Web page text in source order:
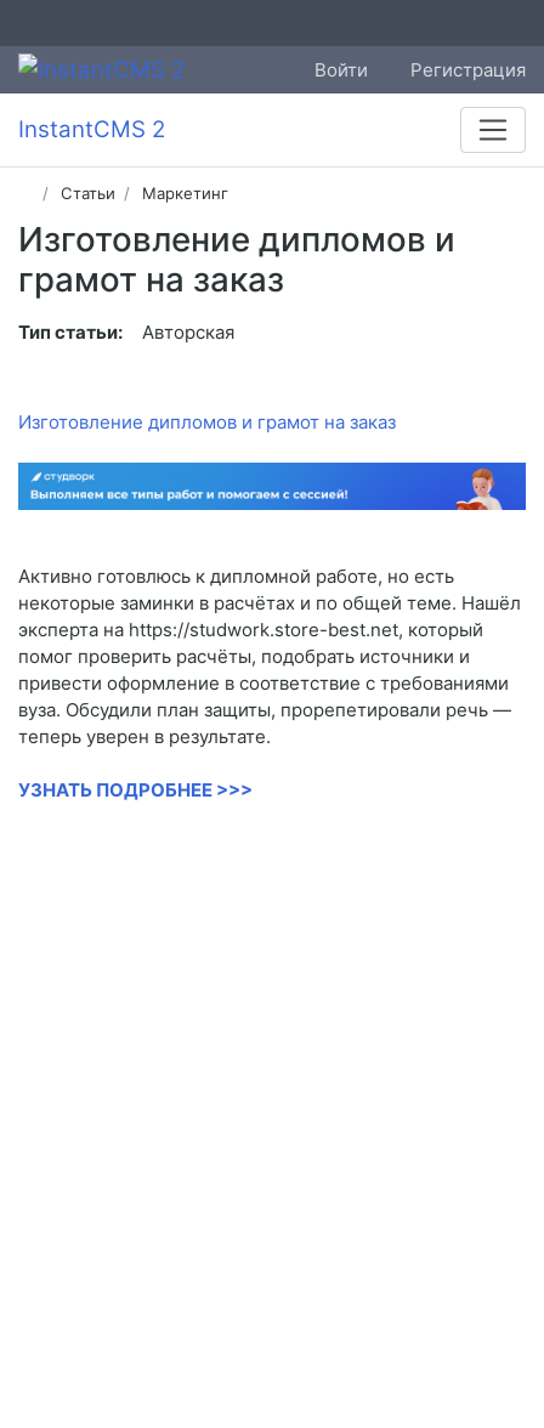
Войти Регистрация
InstantCMS 2
Статьи Маркетинг
Изготовление дипломов и
грамот на заказ
Тип статьи: Авторская
Изготовление дипломов и грамот на заказ
Активно готовлюсь к дипломной работе, но есть
некоторые заминки в расчётах и по общей теме. Нашёл
эксперта на https://studwork.store-best.net, который
помог проверить расчёты, подобрать источники и
привести оформление в соответствие с требованиями
вуза. Обсудили план защиты, прорепетировали речь —
теперь уверен в результате.
УЗНАТЬ ПОДРОБНЕЕ >>>